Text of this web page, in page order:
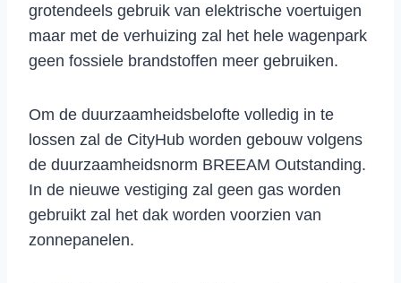
grotendeels gebruik van elektrische voertuigen
maar met de verhuizing zal het hele wagenpark
geen fossiele brandstoffen meer gebruiken.
Om de duurzaamheidsbelofte volledig in te
lossen zal de CityHub worden gebouw volgens
de duurzaamheidsnorm BREEAM Outstanding.
In de nieuwe vestiging zal geen gas worden
gebruikt zal het dak worden voorzien van
zonnepanelen.